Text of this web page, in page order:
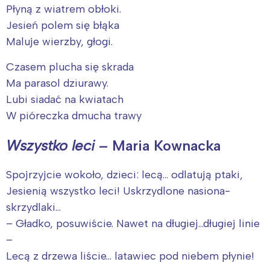
Płyną z wiatrem obłoki.
Jesień polem się błąka
Maluje wierzby, głogi.
Czasem plucha się skrada
Ma parasol dziurawy.
Lubi siadać na kwiatach
W pióreczka dmucha trawy
Wszystko leci– Maria Kownacka
Spojrzyjcie wokoło, dzieci: lecą… odlatują ptaki,
Jesienią wszystko leci! Uskrzydlone nasiona-
skrzydlaki…
– Gładko, posuwiście. Nawet na długiej…długiej linie
–
Lecą z drzewa liście… latawiec pod niebem płynie!